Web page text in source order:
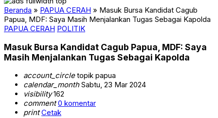
Beranda » PAPUA CERAH » Masuk Bursa Kandidat Cagub
Papua, MDF: Saya Masih Menjalankan Tugas Sebagai Kapolda
PAPUA CERAH POLITIK
Masuk Bursa Kandidat Cagub Papua, MDF: Saya
Masih Menjalankan Tugas Sebagai Kapolda
account_circletopik papua
calendar_monthSabtu, 23 Mar 2024
visibility162
comment 0 komentar
print Cetak